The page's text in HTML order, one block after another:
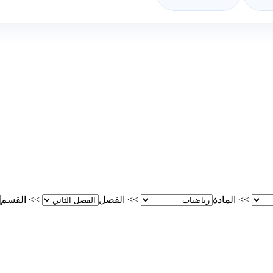
>> المادة >> الفصل >> القسم